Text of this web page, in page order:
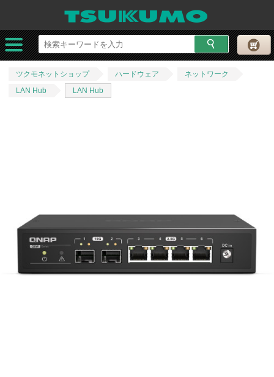
ツクモネットショップ ハードウェア
ネットワーク
LAN Hub
LAN Hub